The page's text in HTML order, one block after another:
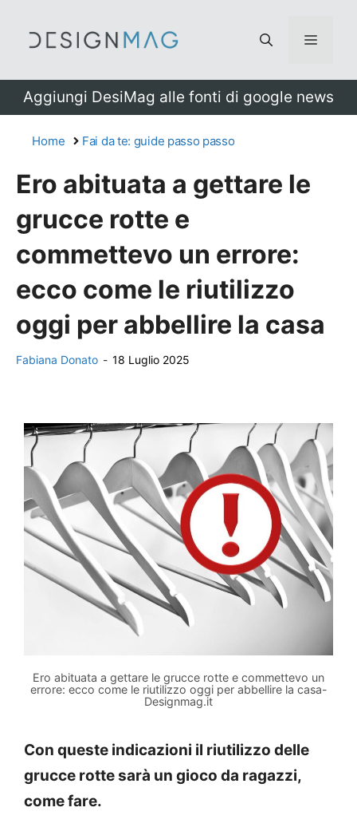
Menu
Aggiungi DesiMag alle fonti di google news
Home Fai da te: guide passo passo
Ero abituata a gettare le
grucce rotte e
commettevo un errore:
ecco come le riutilizzo
oggi per abbellire la casa
Fabiana Donato - 18 Luglio 2025
Ero abituata a gettare le grucce rotte e commettevo un
errore: ecco come le riutilizzo oggi per abbellire la casa-
Designmag.it
Con queste indicazioni il riutilizzo delle
grucce rotte sarà un gioco da ragazzi,
come fare.